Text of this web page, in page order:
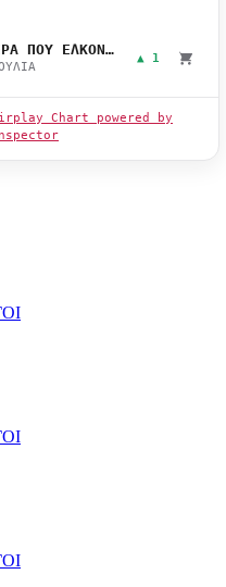
ΣΤΑ ΚΑΛΥΤΕΡΑ ΠΟΥ ΕΛΚΟΝΤΑΙ ▲ 1
Chart powered by